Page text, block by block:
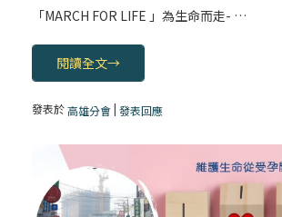
「MARCH FOR LIFE 」為生命而走- …
閱讀全文→
發表於高雄分會|發表回應